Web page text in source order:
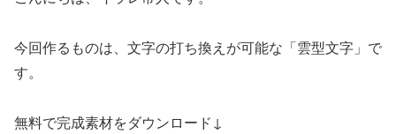
今回作るものは、文字の打ち換えが可能な「雲型文字」で
す。
無料で完成素材をダウンロード↓